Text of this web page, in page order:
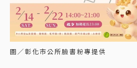
圖／彰化市公所臉書粉專提供